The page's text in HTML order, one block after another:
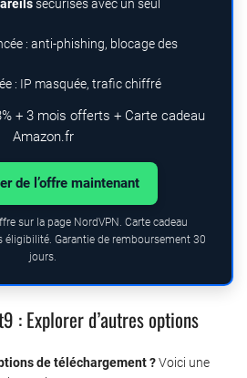
sécurisés avec un seul
: anti-phishing, blocage des
: IP masquée, trafic chiffré
+ 3 mois offerts + Carte cadeau
Amazon.fr
de l’offre maintenant
sur la page NordVPN. Carte cadeau
éligibilité. Garantie de remboursement 30
jours.
: Explorer d’autres options
de téléchargement ?Voici une